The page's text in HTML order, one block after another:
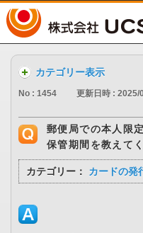
カテゴリー表示
No : 1454 更新日時 : 2025/
郵便局での本人限
保管期間を教えて
カテゴリー： カードの発